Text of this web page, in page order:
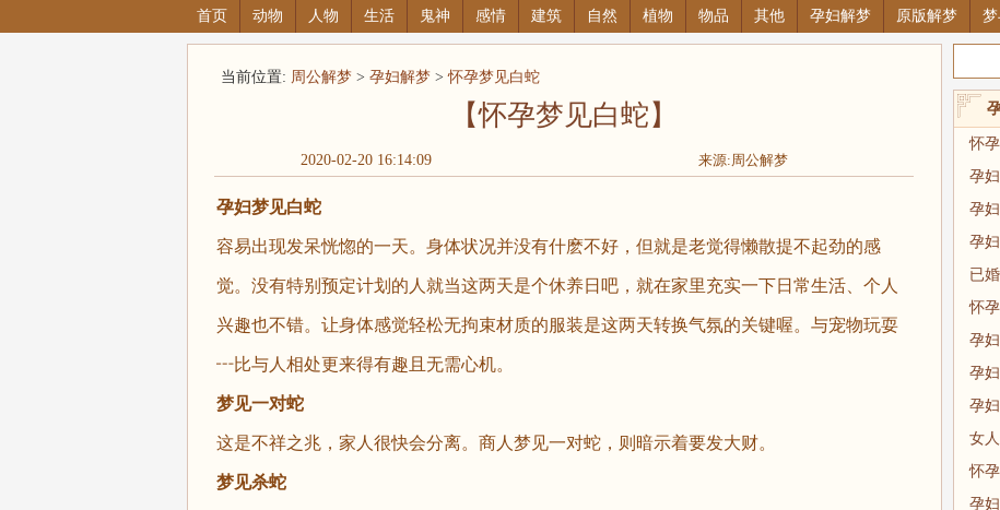
首页 动物 人物 生活 鬼神 感情 建筑 自然 植物 物品 其他 孕妇解梦 原版解梦
当前位置: 周公解梦> 孕妇解梦>怀孕梦见白蛇
【怀孕梦见白蛇】
2020-02-20 16:14:09 来源:周公解梦
孕妇梦见白蛇
容易出现发呆恍惚的一天。身体状况并没有什麽不好，但就是老觉得懒散提不起劲的感
觉。没有特别预定计划的人就当这两天是个休养日吧，就在家里充实一下日常生活、个人
兴趣也不错。让身体感觉轻松无拘束材质的服装是这两天转换气氛的关键喔。与宠物玩耍
┅比与人相处更来得有趣且无需心机。
梦见一对蛇
这是不祥之兆，家人很快会分离。商人梦见一对蛇，则暗示着要发大财。
梦见杀蛇
怀
孕
孕
孕
怀
孕
孕
孕
怀
孕